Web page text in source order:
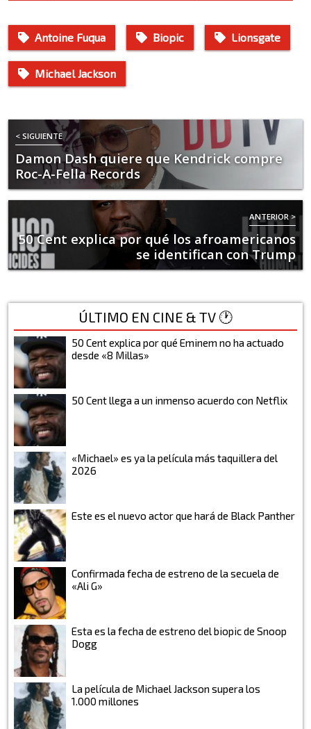
Antoine Fuqua Biopic Lionsgate
Michael Jackson
< SIGUIENTE
Damon Dash quiere que Kendrick compre
Roc-A-Fella Records
ANTERIOR >
50 Cent explica por qué los afroamericanos
se identifican con Trump
ÚLTIMO EN CINE & TV 🕐
50 Cent explica por qué Eminem no ha actuado
desde «8 Millas»
50 Cent llega a un inmenso acuerdo con Netflix
«Michael» es ya la película más taquillera del
2026
Este es el nuevo actor que hará de Black Panther
Confirmada fecha de estreno de la secuela de
«Ali G»
Esta es la fecha de estreno del biopic de Snoop
Dogg
La película de Michael Jackson supera los
1.000 millones